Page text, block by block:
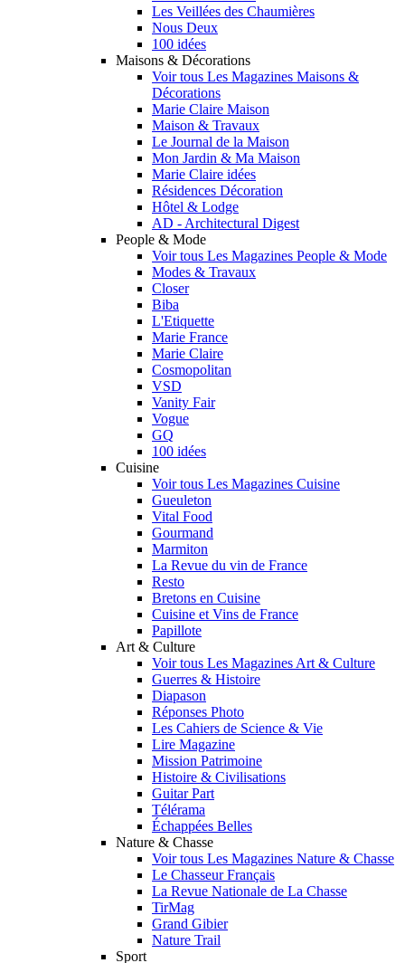
Les Veillées des Chaumières
Nous Deux
100 idées
Maisons & Décorations
Voir tous Les Magazines Maisons &
Décorations
Marie Claire Maison
Maison & Travaux
Le Journal de la Maison
Mon Jardin & Ma Maison
Marie Claire idées
Résidences Décoration
Hôtel & Lodge
AD - Architectural Digest
People & Mode
Voir tous Les Magazines People & Mode
Modes & Travaux
Closer
Biba
L'Etiquette
Marie France
Marie Claire
Cosmopolitan
VSD
Vanity Fair
Vogue
GQ
100 idées
Cuisine
Voir tous Les Magazines Cuisine
Gueuleton
Vital Food
Gourmand
Marmiton
La Revue du vin de France
Resto
Bretons en Cuisine
Cuisine et Vins de France
Papillote
Art & Culture
Voir tous Les Magazines Art & Culture
Guerres & Histoire
Diapason
Réponses Photo
Les Cahiers de Science & Vie
Lire Magazine
Mission Patrimoine
Histoire & Civilisations
Guitar Part
Télérama
Échappées Belles
Nature & Chasse
Voir tous Les Magazines Nature & Chasse
Le Chasseur Français
La Revue Nationale de La Chasse
TirMag
Grand Gibier
Nature Trail
Sport